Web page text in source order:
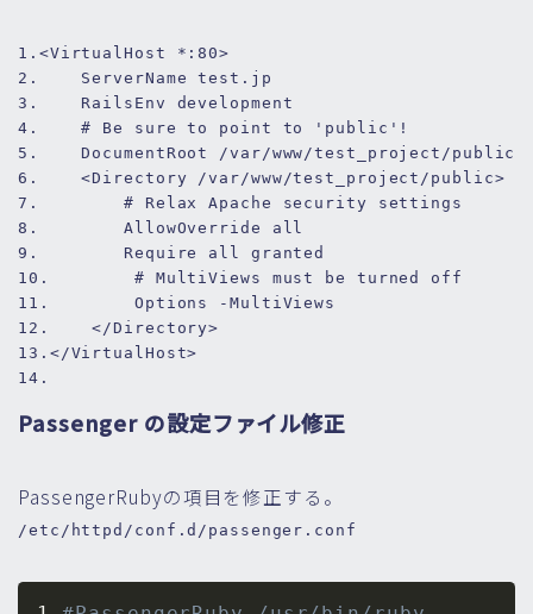
1. <VirtualHost *:80>
2.
ServerName
3.
RailsEnv
4.
# Be sure to point to 'public'!
5.
DocumentRoot
6.
<Directory /var/www/test_project/public>
7.
# Relax Apache security settings
8.
AllowOverride
all
9.
Require all
10.
# MultiViews must be turned off
11.
Options
12.
</Directory>
13. </VirtualHost>
14.
Passenger の設定ファイル修正
PassengerRubyの項目を修正する。
/etc/httpd/conf.d/passenger.conf